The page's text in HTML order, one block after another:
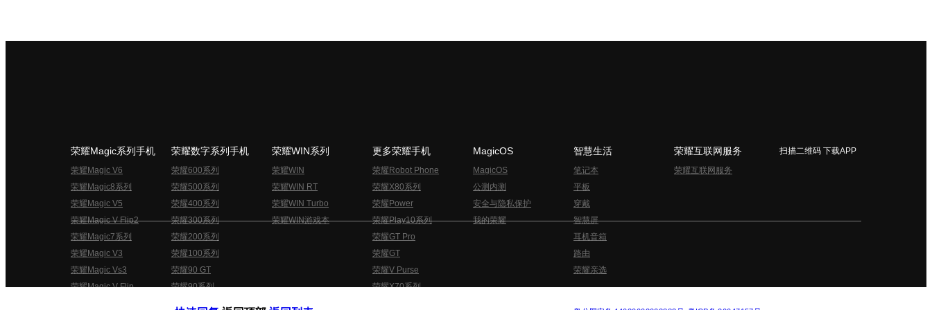
荣耀Magic系列手机
荣耀Magic V6
荣耀Magic8系列
荣耀Magic V5
荣耀Magic V Flip2
荣耀Magic7系列
荣耀Magic V3
荣耀Magic Vs3
荣耀Magic V Flip
荣耀数字系列手机
荣耀600系列
荣耀500系列
荣耀400系列
荣耀300系列
荣耀200系列
荣耀100系列
荣耀90 GT
荣耀90系列
荣耀WIN系列
荣耀WIN
荣耀WIN RT
荣耀WIN Turbo
荣耀WIN游戏本
更多荣耀手机
荣耀Robot Phone
荣耀X80系列
荣耀Power
荣耀Play10系列
荣耀GT Pro
荣耀GT
荣耀V Purse
荣耀X70系列
MagicOS
MagicOS
公测内测
安全与隐私保护
我的荣耀
智慧生活
笔记本
平板
穿戴
智慧屏
耳机音箱
路由
荣耀亲选
荣耀互联网服务
荣耀互联网服务
扫描二维码 下载APP